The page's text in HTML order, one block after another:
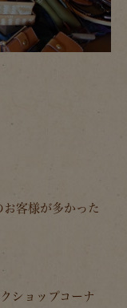
客様が多かった
ショップコーナ